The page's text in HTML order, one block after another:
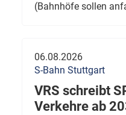
(Bahnhöfe sollen
06.08.2026
S-Bahn Stuttgart
VRS schreibt
Verkehre ab